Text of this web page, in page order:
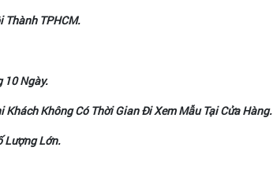
Thành TPHCM.
10 Ngày.
Khách Không Có Thời Gian Đi Xem Mẫu Tại Cửa Hàng.
Lượng Lớn.